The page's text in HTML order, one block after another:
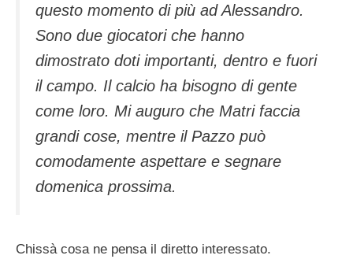
questo momento di più ad Alessandro.
Sono due giocatori che hanno
dimostrato doti importanti, dentro e fuori
il campo. Il calcio ha bisogno di gente
come loro. Mi auguro che Matri faccia
grandi cose, mentre il Pazzo può
comodamente aspettare e segnare
domenica prossima.
Chissà cosa ne pensa il diretto interessato.